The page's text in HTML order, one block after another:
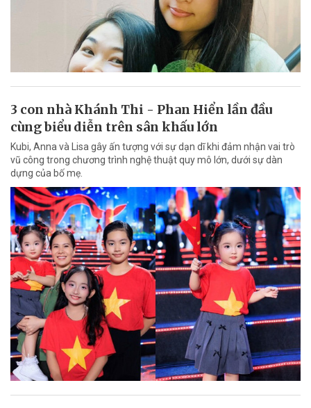
3 con nhà Khánh Thi - Phan Hiển lần đầu
cùng biểu diễn trên sân khấu lớn
Kubi, Anna và Lisa gây ấn tượng với sự dạn dĩ khi đảm nhận vai trò
vũ công trong chương trình nghệ thuật quy mô lớn, dưới sự dàn
dựng của bố mẹ.